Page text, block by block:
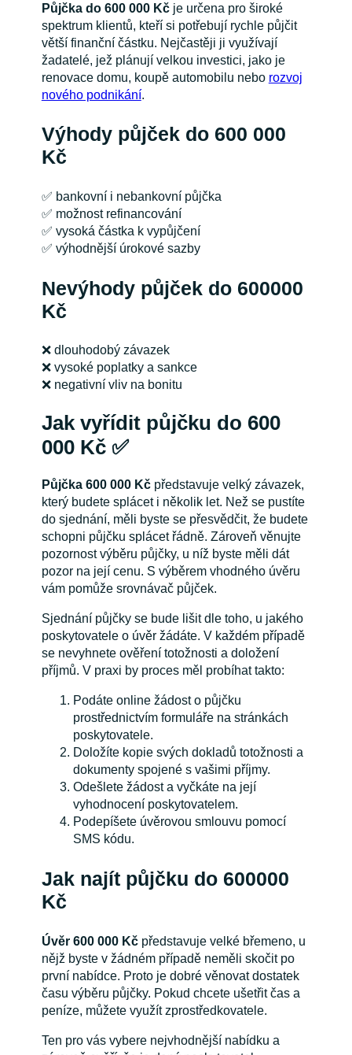
Půjčka do 600 000 Kčje určena pro široké
spektrum klientů, kteří si potřebují rychle půjčit
větší finanční částku. Nejčastěji ji využívají
žadatelé, jež plánují velkou investici, jako je
renovace domu, koupě automobilu nebo rozvoj
nového podnikání.
Výhody půjček do 600 000
Kč
✅ bankovní i nebankovní půjčka
✅ možnost refinancování
✅ vysoká částka k vypůjčení
✅ výhodnější úrokové sazby
Nevýhody půjček do 600000
Kč
❌ dlouhodobý závazek
❌ vysoké poplatky a sankce
❌ negativní vliv na bonitu
Jak vyřídit půjčku do 600
000 Kč ✅
Půjčka 600 000 Kčpředstavuje velký závazek,
který budete splácet i několik let. Než se pustíte
do sjednání, měli byste se přesvědčit, že budete
schopni půjčku splácet řádně. Zároveň věnujte
pozornost výběru půjčky, u níž byste měli dát
pozor na její cenu. S výběrem vhodného úvěru
vám pomůže srovnávač půjček.
Sjednání půjčky se bude lišit dle toho, u jakého
poskytovatele o úvěr žádáte. V každém případě
se nevyhnete ověření totožnosti a doložení
příjmů. V praxi by proces měl probíhat takto:
Podáte online žádost o půjčku
prostřednictvím formuláře na stránkách
poskytovatele.
Doložíte kopie svých dokladů totožnosti a
dokumenty spojené s vašimi příjmy.
Odešlete žádost a vyčkáte na její
vyhodnocení poskytovatelem.
Podepíšete úvěrovou smlouvu pomocí
SMS kódu.
Jak najít půjčku do 600000
Kč
Úvěr 600 000 Kčpředstavuje velké břemeno, u
nějž byste v žádném případě neměli skočit po
první nabídce. Proto je dobré věnovat dostatek
času výběru půjčky. Pokud chcete ušetřit čas a
peníze, můžete využít zprostředkovatele.
Ten pro vás vybere nejvhodnější nabídku a